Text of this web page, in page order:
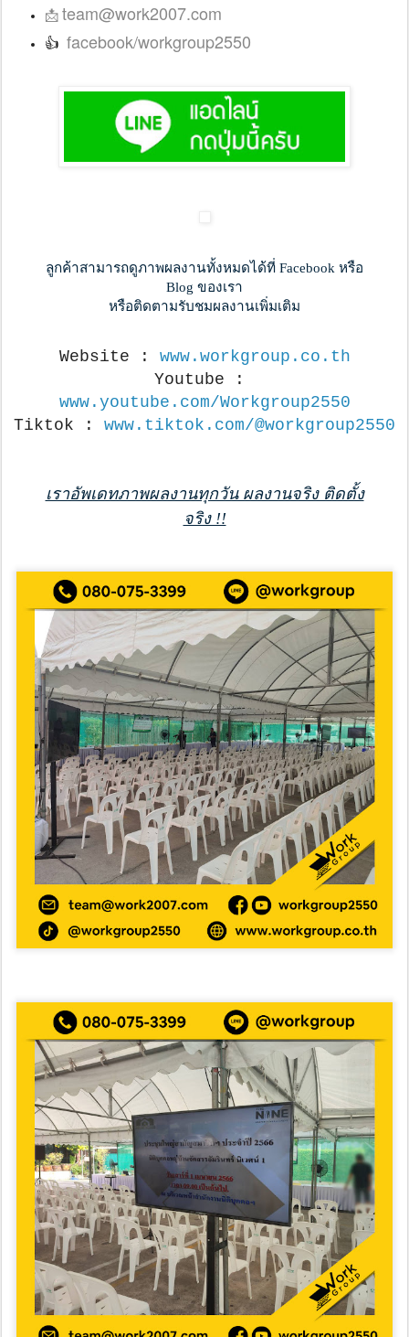
📩team@work2007.com
👍 facebook/workgroup2550
ลูกค้าสามารถดูภาพผลงานทั้งหมดได้ที่ Facebook หรือ
Blog ของเรา
หรือติดตามรับชมผลงานเพิ่มเติม
Website : www.workgroup.co.th
www.youtube.com/Workgroup2550
Tiktok : www.tiktok.com/@workgroup2550
เราอัพเดทภาพผลงานทุกวัน ผลงานจริง ติดตั้ง
จริง !!